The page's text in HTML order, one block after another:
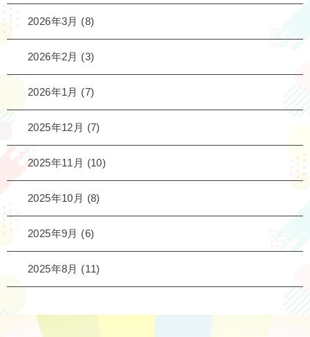
2026年3月 (8)
2026年2月 (3)
2026年1月 (7)
2025年12月 (7)
2025年11月 (10)
2025年10月 (8)
2025年9月 (6)
2025年8月 (11)